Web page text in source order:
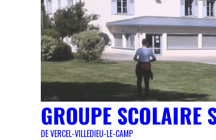
GROUPE SCOLAIRE
DE VERCEL-VILLEDIEU-LE-CAMP